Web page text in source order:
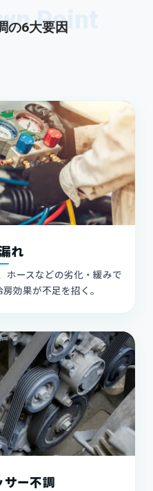
Point
の6大要因
れ
ホースなどの劣化・緩みで
効果が不足を招く。
サー不調